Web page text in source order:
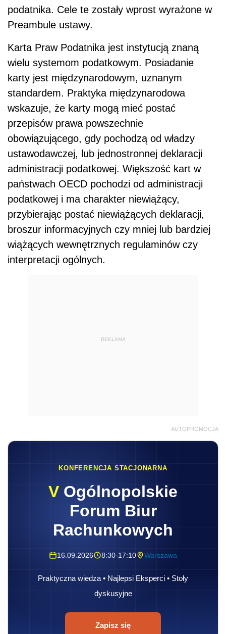
podatnika. Cele te zostały wprost wyrażone w
Preambule ustawy.
Karta Praw Podatnika jest instytucją znaną
wielu systemom podatkowym. Posiadanie
karty jest międzynarodowym, uznanym
standardem. Praktyka międzynarodowa
wskazuje, że karty mogą mieć postać
przepisów prawa powszechnie
obowiązującego, gdy pochodzą od władzy
ustawodawczej, lub jednostronnej deklaracji
administracji podatkowej. Większość kart w
państwach OECD pochodzi od administracji
podatkowej i ma charakter niewiążący,
przybierając postać niewiążących deklaracji,
broszur informacyjnych czy mniej lub bardziej
wiążących wewnętrznych regulaminów czy
interpretacji ogólnych.
REKLAMA
AUTOPROMOCJA
KONFERENCJA STACJONARNA
V Ogólnopolskie
Forum Biur
Rachunkowych
16.09.2026 8:30-17:10 Warszawa
Praktyczna wiedza • Najlepsi Eksperci • Stoły
dyskusyjne
Zapisz się